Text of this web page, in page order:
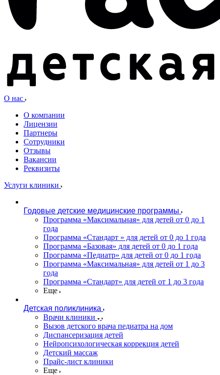
О нас
О компании
Лицензии
Партнеры
Сотрудники
Отзывы
Вакансии
Реквизиты
Услуги клиники
Годовые детские медицинские программы
Программа «Максимальная» для детей от 0 до 1
года
Программа «Стандарт » для детей от 0 до 1 года
Программа «Базовая» для детей от 0 до 1 года
Программа «Педиатр» для детей от 0 до 1 года
Программа «Максимальная» для детей от 1 до 3
года
Программа «Стандарт» для детей от 1 до 3 года
Еще
Детская поликлиника
Врачи клиники
Вызов детского врача педиатра на дом
Диспансеризация детей
Нейропсихологическая коррекция детей
Детский массаж
Прайс-лист клиники
Еще